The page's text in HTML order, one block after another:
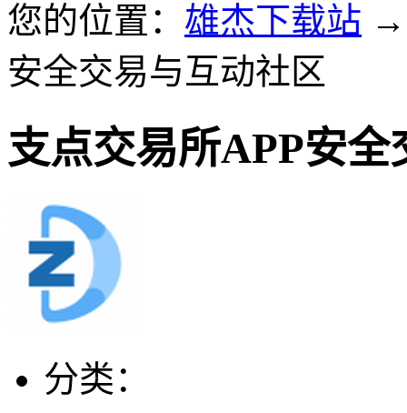
您的位置： 雄杰下载站
安全交易与互动社区
支点交易所APP安全
分类：